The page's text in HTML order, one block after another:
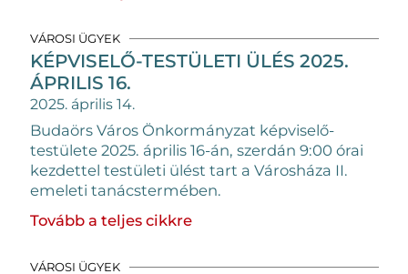
VÁROSI ÜGYEK
KÉPVISELŐ-TESTÜLETI ÜLÉS 2025.
ÁPRILIS 16.
2025. április 14.
Budaörs Város Önkormányzat képviselő-
testülete 2025. április 16-án, szerdán 9:00 órai
kezdettel testületi ülést tart a Városháza II.
emeleti tanácstermében.
Tovább a teljes cikkre
VÁROSI ÜGYEK